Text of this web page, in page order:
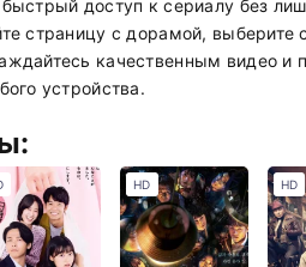
доступ к сериалу без
страницу с дорамой, выберите
качественным видео и
устройства.
HD HD